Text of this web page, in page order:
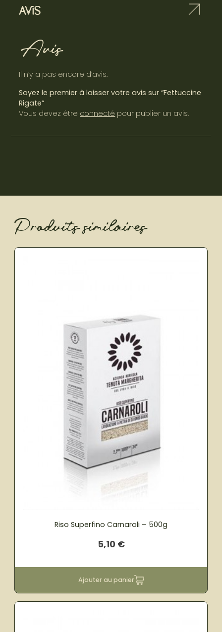
Avis
Avis
Il n’y a pas encore d’avis.
Soyez le premier à laisser votre avis sur “Fettuccine
Rigate”
Vous devez être connecté pour publier un avis.
Produits similaires
Riso Superfino Carnaroli – 500g
5,10 €
Ajouter au panier